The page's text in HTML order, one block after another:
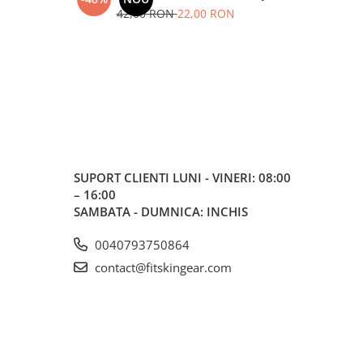
42,00 RON22,00 RON
SUPORT CLIENTI LUNI - VINERI: 08:00
– 16:00
SAMBATA - DUMNICA: INCHIS
0040793750864
contact@fitskingear.com